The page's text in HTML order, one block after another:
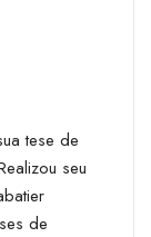
tese de
seu
de